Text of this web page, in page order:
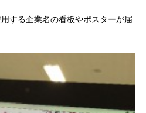
する企業名の看板やポスターが届